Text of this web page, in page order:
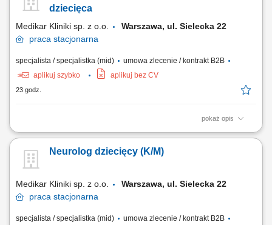
dziecięca
Medikar Kliniki sp. z o.o.
Warszawa, ul. Sielecka 22
praca stacjonarna
specjalista / specjalistka (mid)
umowa zlecenie / kontrakt B2B
aplikuj szybko
aplikuj bez CV
23 godz.
pokaż opis
Udzielanie konsultacji neurologicznych zgodnie z aktualną wiedzą
Diagnozowanie i leczenie schorzeń układu nerwowego;
Neurolog dziecięcy (K/M)
Medikar Kliniki sp. z o.o.
Warszawa, ul. Sielecka 22
praca stacjonarna
specjalista / specjalistka (mid)
umowa zlecenie / kontrakt B2B